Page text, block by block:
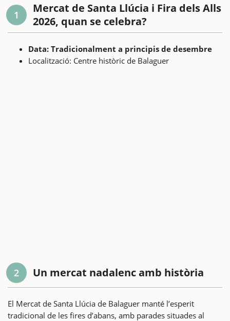
1
Mercat de Santa Llúcia i Fira dels Alls
2026, quan se celebra?
Data: Tradicionalment a principis de desembre
Localització: Centre històric de Balaguer
2 Un mercat nadalenc amb història
El Mercat de Santa Llúcia de Balaguer manté l’esperit
tradicional de les fires d’abans, amb parades situades al